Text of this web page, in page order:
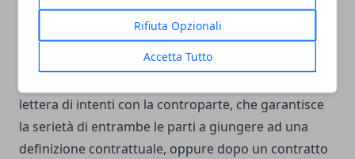
Rifiuta Opzionali
Accetta Tutto
Attività preventiva e successiva
attività investigativa di Due Diligenc
lettera di intenti con la controparte, che garantisce
la serietà di entrambe le parti a giungere ad una
definizione contrattuale, oppure dopo un contratto